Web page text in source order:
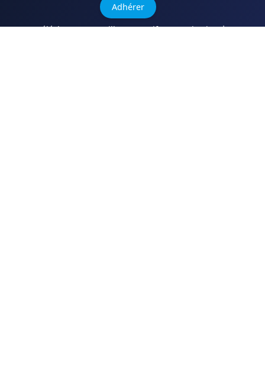
Adhérer
Télécharger La Grille Des Tarifs De Cotisation